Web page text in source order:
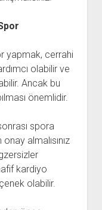
yapmak, cerrahi
olabilir ve
Ancak bu
önemlidir.
spora
almalısınız
kardiyo
olabilir.